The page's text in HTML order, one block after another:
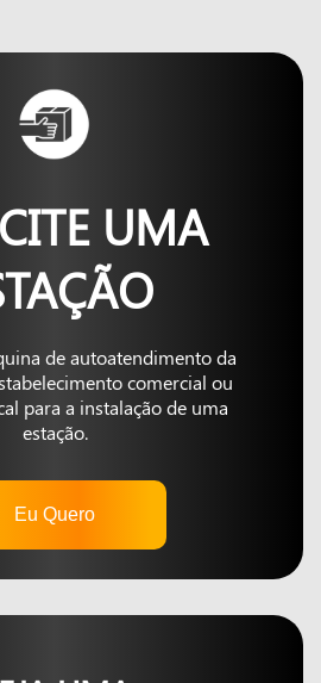
UMA
de autoatendimento da
comercial ou
para a instalação de uma
estação.
Eu Quero